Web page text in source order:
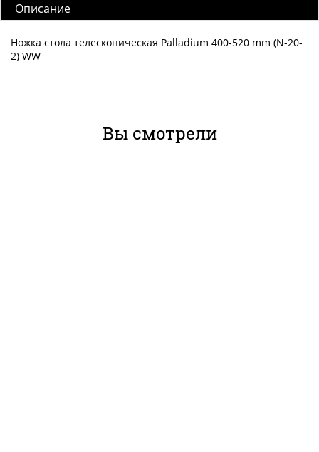
Описание
Ножка стола телескопическая Palladium 400-520 mm (N-20-
2) WW
Вы смотрели